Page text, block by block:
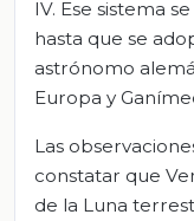
IV. Ese sistema
hasta que se
astrónomo
Europa y
Las
constatar que
de la Luna